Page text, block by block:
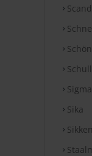
Sigma
Sika